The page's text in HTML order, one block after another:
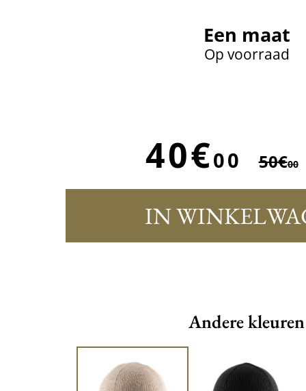
Een maat
Op voorraad
40€00 50€00
IN
Andere kleuren